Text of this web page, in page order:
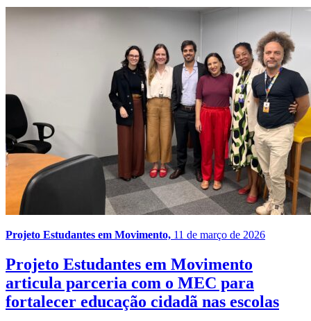
Projeto Estudantes em Movimento, 11 de março de 2026
Projeto Estudantes em Movimento
articula parceria com o MEC para
fortalecer educação cidadã nas escolas